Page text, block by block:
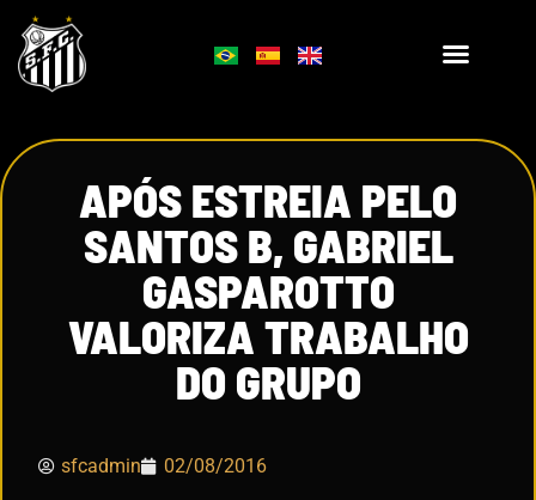
APÓS ESTREIA PELO
SANTOS B, GABRIEL
GASPAROTTO
VALORIZA TRABALHO
DO GRUPO
sfcadmin 02/08/2016